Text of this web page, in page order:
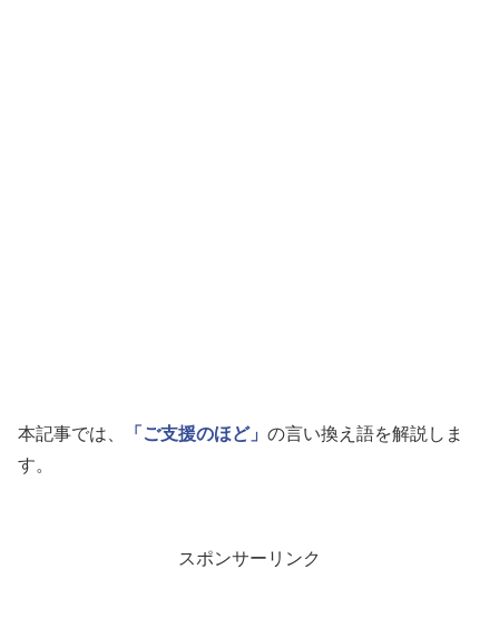
本記事では、 「ご支援のほど」 の言い換え語を解説しま
す。
スポンサーリンク